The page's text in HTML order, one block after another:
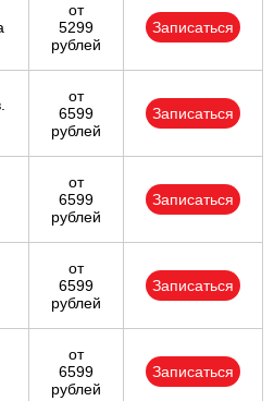
от
5299
рублей
Записаться
от
6599
рублей
Записаться
от
6599
рублей
Записаться
от
6599
рублей
Записаться
от
6599
рублей
Записаться